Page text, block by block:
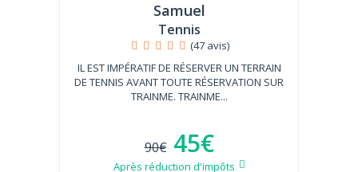
Samuel
Tennis
(47 avis)
IL EST IMPÉRATIF DE RÉSERVER UN TERRAIN
DE TENNIS AVANT TOUTE RÉSERVATION SUR
TRAINME. TRAINME...
90€ 45€
Après réduction d'impôts